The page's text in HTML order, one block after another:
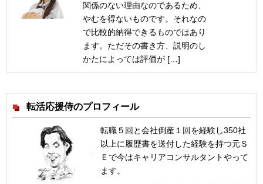
関係のない理由なのであるため、
やむを得ないものです。それなの
で比較的納得できるものではあり
ます。ただその書き方、説明のし
かたによっては評価が […]
転活応援侍のプロフィール
転職５回と会社倒産１回を経験し350社
以上に履歴書を送付した経験を持つ元Ｓ
Ｅで今はキャリアコンサルタントやって
ます。